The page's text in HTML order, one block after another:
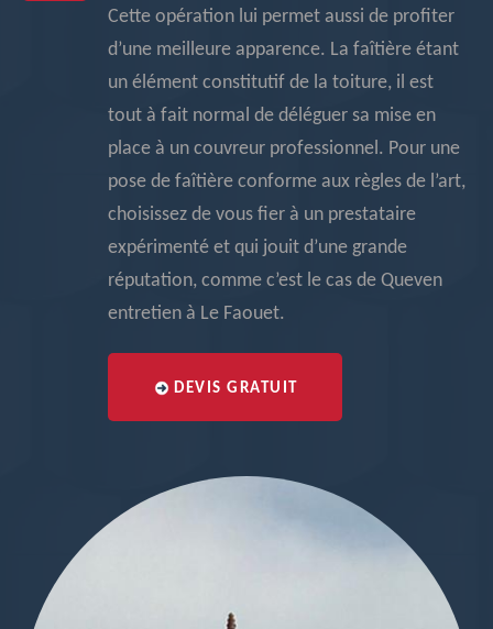
Cette opération lui permet aussi de profiter
d’une meilleure apparence. La faîtière étant
un élément constitutif de la toiture, il est
tout à fait normal de déléguer sa mise en
place à un couvreur professionnel. Pour une
pose de faîtière conforme aux règles de l’art,
choisissez de vous fier à un prestataire
expérimenté et qui jouit d’une grande
réputation, comme c’est le cas de Queven
entretien à Le Faouet.
DEVIS GRATUIT